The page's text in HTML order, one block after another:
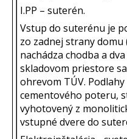
I.PP – suterén.
Vstup do suterénu je
zo zadnej strany domu
nachádza chodba a
skladovom priestore
ohrevom TÚV.
cementového poteru,
vyhotovený z
vstupné dvere do